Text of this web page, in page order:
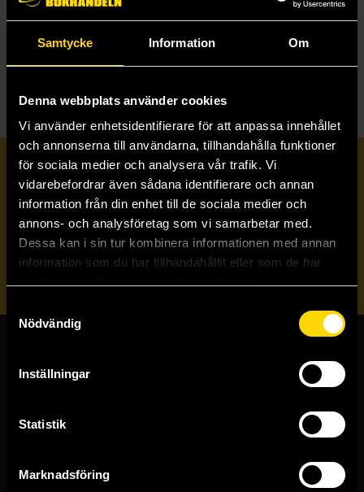
Samtycke Information Om
Denna webbplats använder cookies
Vi använder enhetsidentifierare för att anpassa innehållet
och annonserna till användarna, tillhandahålla funktioner
för sociala medier och analysera vår trafik. Vi
vidarebefordrar även sådana identifierare och annan
information från din enhet till de sociala medier och
annons- och analysföretag som vi samarbetar med.
Dessa kan i sin tur kombinera informationen med annan
information som du har tillhandahållit eller som de har
Nödvändig
Inställningar
Statistik
Marknadsföring
SAMLINGSVOLYM
TECKNA & MÅLA TECKNAD SERIE
Prenumerera på vårt nyhetsbrev
Veckobrevet
Skicka
Butiker & kundtjänst
Västerlånggatan 48
Göteborgsbutiken
Kungsgatan 19